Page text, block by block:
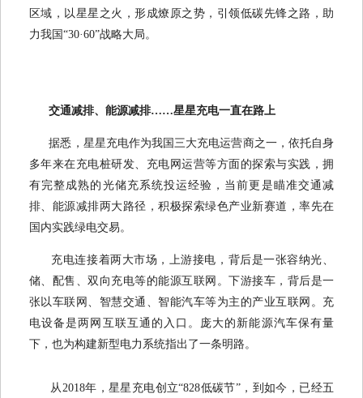
区域，以星星之火，形成燎原之势，引领低碳先锋之路，助
力我国“30·60”战略大局。
交通减排、能源减排……星星充电一直在路上
据悉，星星充电作为我国三大充电运营商之一，依托自身
多年来在充电桩研发、充电网运营等方面的探索与实践，拥
有完整成熟的光储充系统投运经验，当前更是瞄准交通减
排、能源减排两大路径，积极探索绿色产业新赛道，率先在
国内实践绿电交易。
充电连接着两大市场，上游接电，背后是一张容纳光、
储、配售、双向充电等的能源互联网。下游接车，背后是一
张以车联网、智慧交通、智能汽车等为主的产业互联网。充
电设备是两网互联互通的入口。庞大的新能源汽车保有量
下，也为构建新型电力系统指出了一条明路。
从2018年，星星充电创立“828低碳节”，到如今，已经五